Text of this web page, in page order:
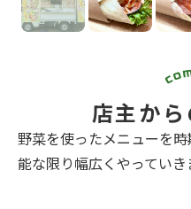
店主か
野菜を使ったメニューを
能な限り幅広くやっていき